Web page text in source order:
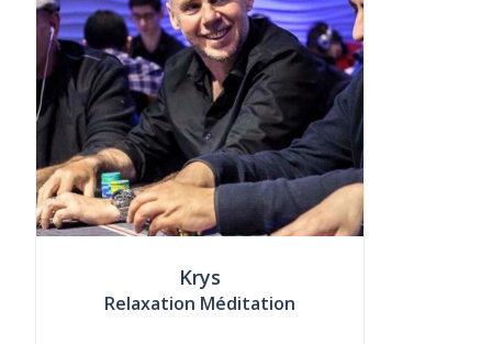
Krys
Relaxation Méditation